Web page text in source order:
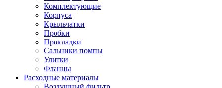
Комплектующие
Корпуса
Крыльчатки
Пробки
Прокладки
Сальники помпы
Улитки
Фланцы
Расходные материалы
Воздушный фильтр